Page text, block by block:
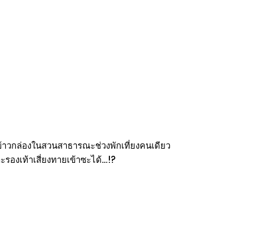
กล่องในสวนสาธารณะช่วงพักเที่ยงคนเดียว
องเท้าเสี่ยงทายเข้าซะได้…!?